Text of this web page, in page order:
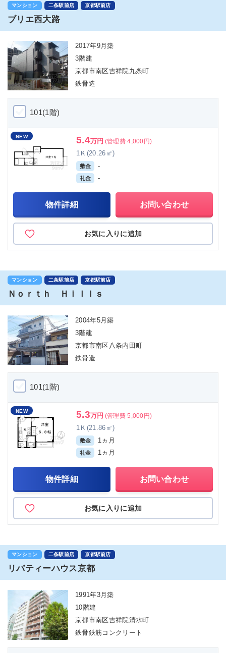
マンション 二条駅前店 京都駅前店
ブリエ西大路
2017年9月築
3階建
京都市南区吉祥院九条町
鉄骨造
101(1階)
NEW 5.4万円 (管理費 4,000円)
1Ｋ(20.26㎡)
敷金 -
礼金 -
物件詳細 お問い合わせ
お気に入りに追加
マンション 二条駅前店 京都駅前店
Ｎｏｒｔｈ Ｈｉｌｌｓ
2004年5月築
3階建
京都市南区八条内田町
鉄骨造
101(1階)
NEW 5.3万円 (管理費 5,000円)
1Ｋ(21.86㎡)
敷金 1ヵ月
礼金 1ヵ月
物件詳細 お問い合わせ
お気に入りに追加
マンション 二条駅前店 京都駅前店
リバティーハウス京都
1991年3月築
10階建
京都市南区吉祥院清水町
鉄骨鉄筋コンクリート